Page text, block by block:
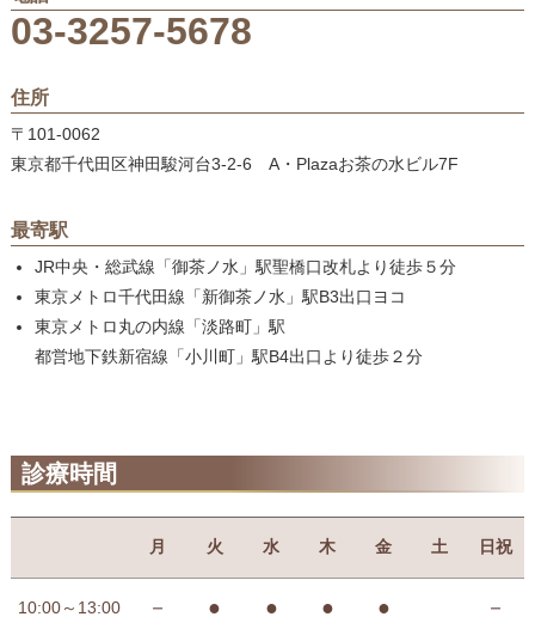
03-3257-5678
住所
〒101-0062
東京都千代田区神田駿河台3-2-6 A・Plazaお茶の水ビル7F
最寄駅
JR中央・総武線「御茶ノ水」駅聖橋口改札より徒歩５分
東京メトロ千代田線「新御茶ノ水」駅B3出口ヨコ
東京メトロ丸の内線「淡路町」駅
都営地下鉄新宿線「小川町」駅B4出口より徒歩２分
診療時間
月 火 水 木 金 土 日祝
10:00～13:00 － ● ● ●
●
－